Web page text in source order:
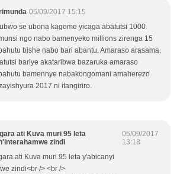
05/09/2017 15:15
se ubona kagome yicaga abatutsi 1000
ngo nabo bamenyeko millions zirenga 15
bishe nabo bari abantu. Amaraso arasama.
bariye akataribwa bazaruka amaraso
bamennye nabakongomani amaherezo
2017 ni itangiriro.
ati Kuva muri 95 leta
zindi
05/09/2017
13:18
ati Kuva muri 95 leta y'abicanyi
zindi<br /> <br />